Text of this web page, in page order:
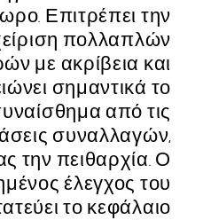
Επιτρέπει την
πολλαπλών
με ακρίβεια και
σημαντικά το
από τις
συναλλαγών,
την πειθαρχία. Ο
έλεγχος του
το κεφάλαιο